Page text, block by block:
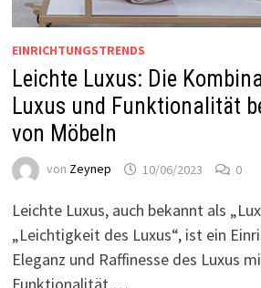
EINRICHTUNGSTRENDS
Leichte Luxus: Die
Luxus und Funktionalität
von Möbeln
von Zeynep 10/06/2023 0
Leichte Luxus, auch bekannt als
„Leichtigkeit des Luxus“, ist ein
Eleganz und Raffinesse des Luxus